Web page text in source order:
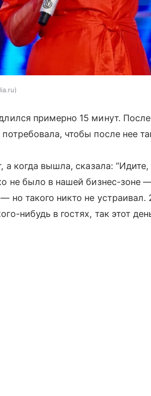
примерно 15 минут.
чтобы после нее
а когда вышла, сказала:
не было в нашей бизнес-зоне
но такого никто не
нибудь в гостях, так этот